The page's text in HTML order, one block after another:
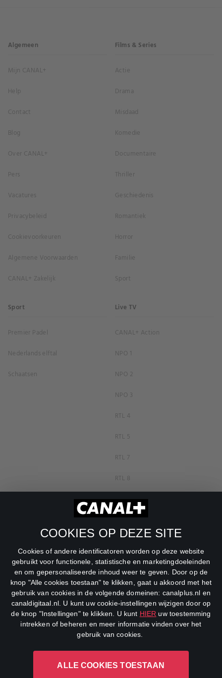
COOKIES OP DEZE SITE
Cookies of andere identificatoren worden op deze website
gebruikt voor functionele, statistische en marketingdoeleinden
en om gepersonaliseerde inhoud weer te geven. Door op de
knop "Alle cookies toestaan" te klikken, gaat u akkoord met het
gebruik van cookies in de volgende domeinen: canalplus.nl en
canaldigitaal.nl. U kunt uw cookie-instellingen wijzigen door op
de knop "Instellingen" te klikken. U kunt HIER uw toestemming
intrekken of beheren en meer informatie vinden over het
gebruik van cookies.
ALLE COOKIES TOESTAAN
Algemeen
Mijn CANAL+
Help
Contact
Blog
Over CANAL+
Pers
Vacatures
Privacybeleid
Cookievoorkeuren
Algemene Voorwaarden
CANAL+ Zakelijk
Films & Series
Actie
Drama
Misdaad
Komedie
Documentaire
Thriller
Geschiedenis
Romantiek
Horror
Familie
Sport
Sport
Premier Padel
Nederlands elftal
Schaatsen
Live TV
CANAL+ Action
NPO 1
NPO 2
NPO 3
RTL 4
RTL 5
RTL 7
RTL 8
RTL Z
SBS6
Veronica
DreamWorks Channel